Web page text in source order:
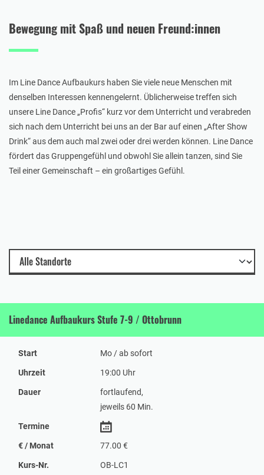
Bewegung mit Spaß und neuen Freund:innen
Im Line Dance Aufbaukurs haben Sie viele neue Menschen mit
denselben Interessen kennengelernt. Üblicherweise treffen sich
unsere Line Dance „Profis“ kurz vor dem Unterricht und verabreden
sich nach dem Unterricht bei uns an der Bar auf einen „After Show
Drink“ aus dem auch mal zwei oder drei werden können. Line Dance
fördert das Gruppengefühl und obwohl Sie allein tanzen, sind Sie
Teil einer Gemeinschaft – ein großartiges Gefühl.
Linedance Aufbaukurs Stufe 7-9 / Ottobrunn
Start Mo / ab sofort
Uhrzeit 19:00 Uhr
Dauer
fortlaufend,
jeweils 60 Min.
Termine
€ / Monat 77.00 €
Kurs-Nr. OB-LC1